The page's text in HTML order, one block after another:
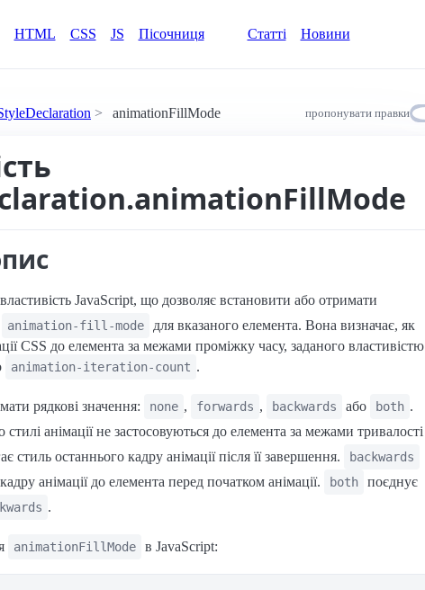
HTML
CSS JS Пісочниця Статті Новини
animationFillMode пропонувати правки
JavaScript, що дозволяє встановити або отримати
animation-fill-mode
для вказаного елемента. Вона визначає, як
CSS до елемента за межами проміжку часу, заданого властивістю
animation-iteration-count .
рядкові значення: none , forwards , backwards або both .
стилі анімації не застосовуються до елемента за межами тривалості
стиль останнього кадру анімації після її завершення. backwards
анімації до елемента перед початком анімації. both
поєднує
.
animationFillMode в JavaScript: